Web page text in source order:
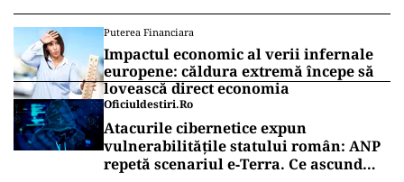
Puterea Financiara
Impactul economic al verii infernale
europene: căldura extremă începe să
lovească direct economia
Oficiuldestiri.ro
Atacurile cibernetice expun
vulnerabilitățile statului român: ANP
repetă scenariul e‑Terra. Ce ascund